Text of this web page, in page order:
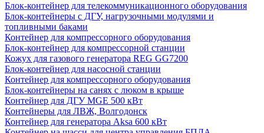
Блок-контейнер для телекоммуникационного оборудования
Блок-контейнеры с ДГУ, нагрузочными модулями и
топливными баками
Контейнер для компрессорного оборудования
Блок-контейнер для компрессорной станции
Кожух для газового генератора REG GG7200
Блок-контейнер для насосной станции
Контейнер для компрессорного оборудования
Блок-контейнеры на санях с люком в крыше
Контейнер для ДГУ MGE 500 кВт
Контейнеры для ЛВЖ, Волгодонск
Контейнер для генератора Aksa 600 кВт